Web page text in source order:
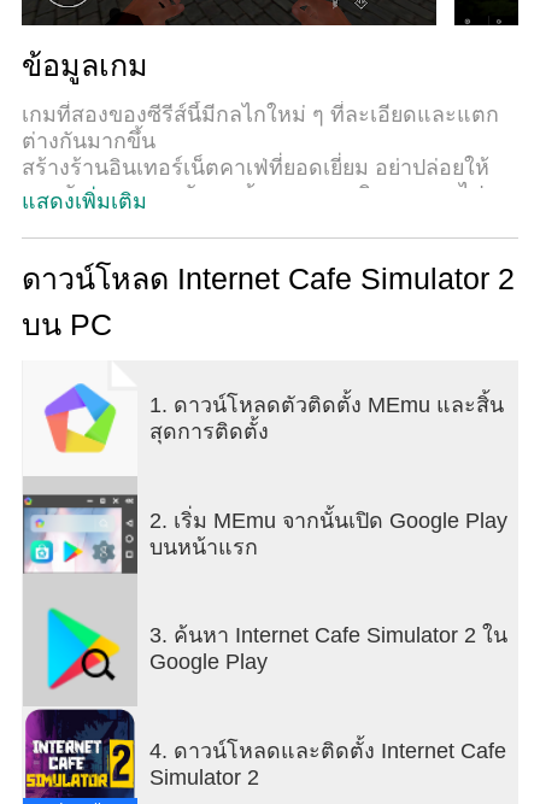
ข้อมูลเกม
เกมที่สองของซีรีส์นี้มีกลไกใหม่ ๆ ที่ละเอียดและแตก
ต่างกันมากขึ้น
สร้างร้านอินเทอร์เน็ตคาเฟ่ที่ยอดเยี่ยม อย่าปล่อยให้
พวกอันธพาลและนักเลงข้างถนนเอาเงินของคุณไป
คุณสามารถดึงดูดลูกค้าได้มากขึ้นในวันที่ฝนตก เพิ่ม
กลายเป็นอัจฉริยะทางธุรกิจหรือผู้ต่อสู้ที่เชี่ยวชาญใน
คุณต้องหาเงินเพื่อชำระหนี้ของพี่ชายของคุณ!
ดูแลรักษาความปลอดภัย เตรียมอาหารสำหรับลูกค้า
ของคุณ ติดตั้งเครื่องปั่นไฟสำหรับไฟดับ
พอใจให้กับลูกค้า เปลี่ยนซากปรักหักพังให้กลายเป็น
ร้านกาแฟที่ยอดเยี่ยม
ในฐานะคนดี เขาสามารถดำเนินชีวิตตามปกติได้ หรือ
จ้างพนักงานให้กับร้านของคุณและปฏิบัติต่อพวกเขา
อย่างดี
แสดงเพิ่มเติม
ดาวน์โหลด Internet Cafe Simulator 2
บน PC
1. ดาวน์โหลดตัวติดตั้ง MEmu และสิ้น
สุดการติดตั้ง
2. เริ่ม MEmu จากนั้นเปิด Google Play
บนหน้าแรก
3. ค้นหา Internet Cafe Simulator 2 ใน
Google Play
4. ดาวน์โหลดและติดตั้ง Internet Cafe
Simulator 2